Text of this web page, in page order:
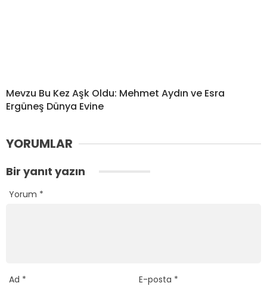
Mevzu Bu Kez Aşk Oldu: Mehmet Aydın ve Esra
Ergüneş Dünya Evine
YORUMLAR
Bir yanıt yazın
Yorum *
Ad * E-posta *